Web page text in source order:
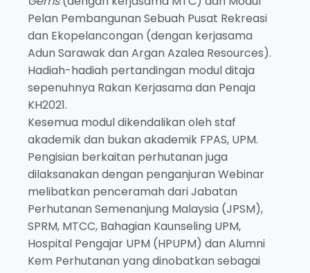
Pelan Pembangunan Sebuah Pusat Rekreasi
dan Ekopelancongan (dengan kerjasama
Adun Sarawak dan Argan Azalea Resources).
Hadiah-hadiah pertandingan modul ditaja
sepenuhnya Rakan Kerjasama dan Penaja
KH2021.
Kesemua modul dikendalikan oleh staf
akademik dan bukan akademik FPAS, UPM.
Pengisian berkaitan perhutanan juga
dilaksanakan dengan penganjuran Webinar
melibatkan penceramah dari Jabatan
Perhutanan Semenanjung Malaysia (JPSM),
SPRM, MTCC, Bahagian Kaunseling UPM,
Hospital Pengajar UPM (HPUPM) dan Alumni
Kem Perhutanan yang dinobatkan sebagai